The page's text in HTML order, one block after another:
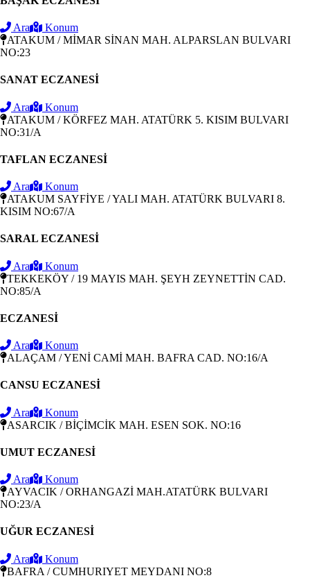
Ara
Konum
ATAKUM / MİMAR SİNAN MAH. ALPARSLAN BULVARI
NO:23
SANAT ECZANESİ
Ara
Konum
ATAKUM / KÖRFEZ MAH. ATATÜRK 5. KISIM BULVARI
NO:31/A
TAFLAN ECZANESİ
Ara
Konum
ATAKUM SAYFİYE / YALI MAH. ATATÜRK BULVARI 8.
KISIM NO:67/A
SARAL ECZANESİ
Ara
Konum
TEKKEKÖY / 19 MAYIS MAH. ŞEYH ZEYNETTİN CAD.
NO:85/A
ECZANESİ
Ara
Konum
ALAÇAM / YENİ CAMİ MAH. BAFRA CAD. NO:16/A
CANSU ECZANESİ
Ara
Konum
ASARCIK / BİÇİMCİK MAH. ESEN SOK. NO:16
UMUT ECZANESİ
Ara
Konum
AYVACIK / ORHANGAZİ MAH.ATATÜRK BULVARI
NO:23/A
UĞUR ECZANESİ
Ara
Konum
BAFRA / CUMHURIYET MEYDANI NO:8